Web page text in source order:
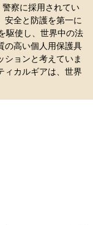
察に採用されてい
安全と防護を第一に
駆使し、世界中の法
の高い個人用保護具
ションと考えていま
ィカルギアは、世界